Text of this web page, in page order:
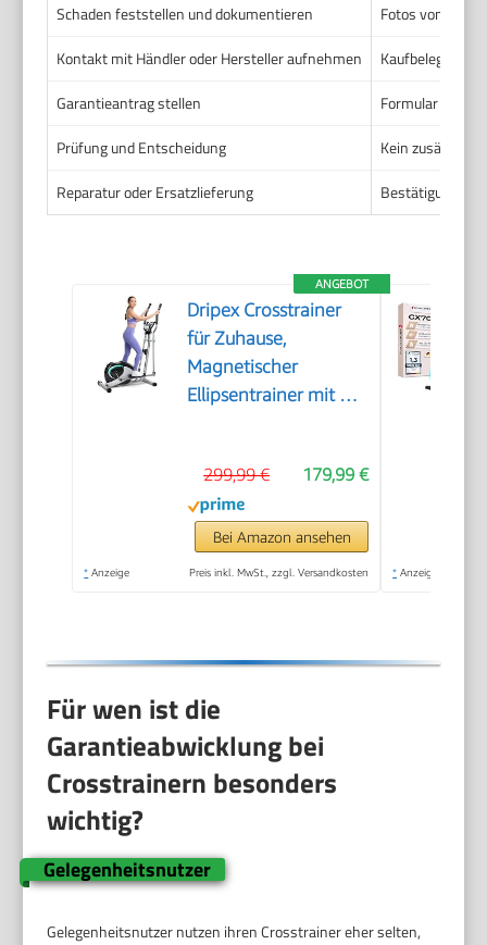
Schaden feststellen und dokumentieren
Fotos vom
Kontakt mit Händler oder Hersteller aufnehmen
Kaufbeleg,
Garantieantrag stellen
Formular des
Prüfung und Entscheidung
Kein
Reparatur oder Ersatzlieferung
ANGEBOT
Dripex Crosstrainer
für Zuhause,
Magnetischer
Ellipsentrainer mit 16
Leises Indoor-
Trainingsgerät, LCD-
Monitor, Pulssensor,
bis 120 KG (Grün)
179,99 €
299,99 €
Bei Amazon ansehen
* Anzeige Preis inkl. MwSt., zzgl. Versandkosten * Anzeige
Für wen ist die
Garantieabwicklung bei
Crosstrainern besonders
wichtig?
Gelegenheitsnutzer
Gelegenheitsnutzer nutzen ihren Crosstrainer eher selten,